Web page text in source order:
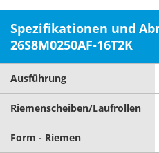
Spezifikationen und
26S8M0250AF-16T2K
Ausführung
Riemenscheiben/Laufrollen
Form - Riemen